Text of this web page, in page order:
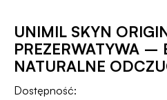
UNIMIL SKYN
PREZERWATYWA –
NATURALNE
Dostępność: